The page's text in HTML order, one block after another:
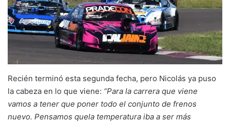
Recién terminó esta segunda fecha, pero Nicolás ya puso
la cabeza en lo que viene: “Para la carrera que viene
vamos a tener que poner todo el conjunto de frenos
nuevo. Pensamos quela temperatura iba a ser más